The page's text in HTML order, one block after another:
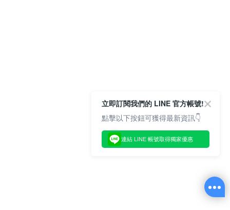
立即訂閱我們的 LINE 官方帳號!
點擊以下按鈕可獲得最新資訊👇
連結 LINE 帳號取得獨家優惠